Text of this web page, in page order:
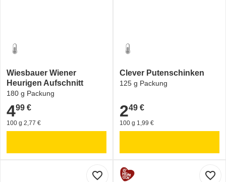
Wiesbauer Wiener
Heurigen Aufschnitt
180 g Packung
4,99 €
499 €
100 g 2,77 €
Clever Putenschinken
125 g Packung
2,49 €
249 €
100 g 1,99 €
favorite_border favorite_border